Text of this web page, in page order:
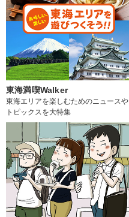
東海満喫Walker
東海エリアを楽しむためのニュースや
トピックスを大特集